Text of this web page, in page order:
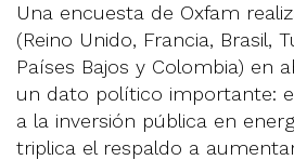
Una encuesta de Oxfam
(Reino Unido, Francia, Brasil,
Países Bajos y Colombia) en
un dato político importante:
a la inversión pública en
triplica el respaldo a